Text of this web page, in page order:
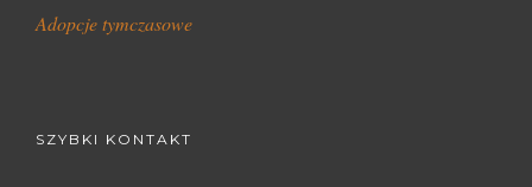
Adopcje tymczasowe
SZYBKI KONTAKT